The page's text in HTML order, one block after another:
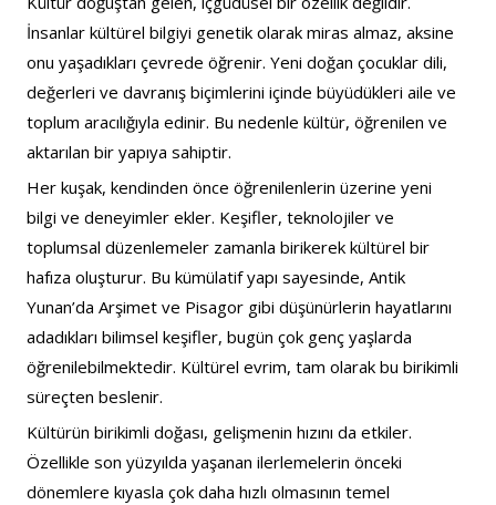
İnsanlar kültürel bilgiyi genetik olarak miras almaz, aksine
onu yaşadıkları çevrede öğrenir. Yeni doğan çocuklar dili,
değerleri ve davranış biçimlerini içinde büyüdükleri aile ve
toplum aracılığıyla edinir. Bu nedenle kültür, öğrenilen ve
aktarılan bir yapıya sahiptir.
Her kuşak, kendinden önce öğrenilenlerin üzerine yeni
bilgi ve deneyimler ekler. Keşifler, teknolojiler ve
toplumsal düzenlemeler zamanla birikerek kültürel bir
hafıza oluşturur. Bu kümülatif yapı sayesinde, Antik
Yunan’da Arşimet ve Pisagor gibi düşünürlerin hayatlarını
adadıkları bilimsel keşifler, bugün çok genç yaşlarda
öğrenilebilmektedir. Kültürel evrim, tam olarak bu birikimli
süreçten beslenir.
Kültürün birikimli doğası, gelişmenin hızını da etkiler.
Özellikle son yüzyılda yaşanan ilerlemelerin önceki
dönemlere kıyasla çok daha hızlı olmasının temel